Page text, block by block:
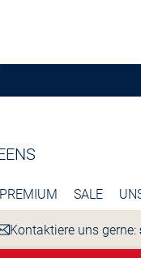
PREMIUM SALE
Kontaktiere uns gerne: